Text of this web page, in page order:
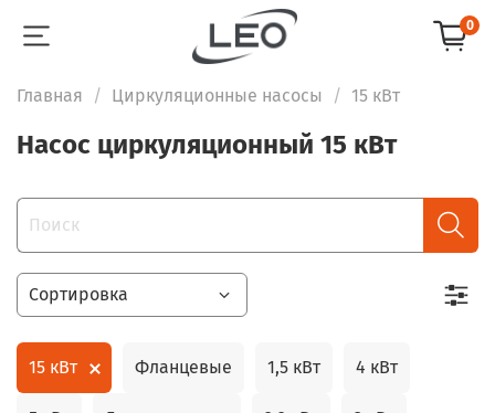
0
Главная Циркуляционные насосы 15 кВт
Насос циркуляционный 15 кВт
15 кВт Фланцевые 1,5 кВт 4 кВт